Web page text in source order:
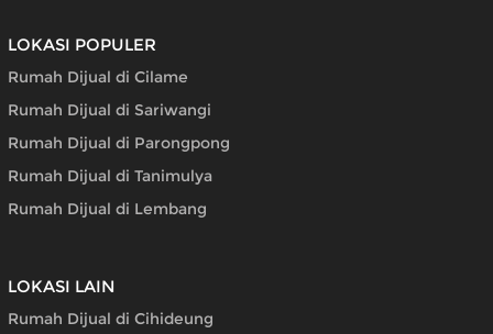
LOKASI POPULER
Rumah Dijual di Cilame
Rumah Dijual di Sariwangi
Rumah Dijual di Parongpong
Rumah Dijual di Tanimulya
Rumah Dijual di Lembang
LOKASI LAIN
Rumah Dijual di Cihideung